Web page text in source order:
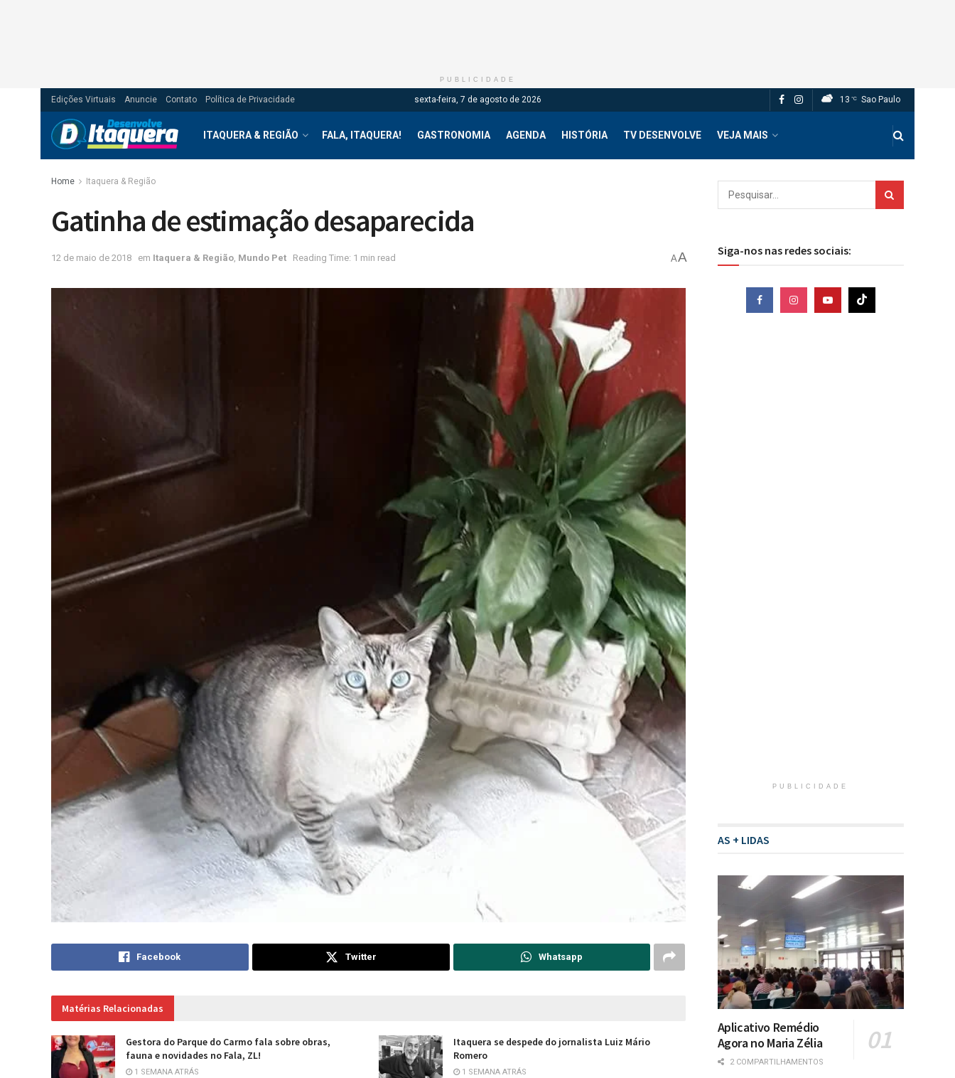
PUBLICIDADE
Edições Virtuais Anuncie Contato Política de Privacidade sexta-feira, 7 de agosto de 2026 13 °C Sao Paulo
ITAQUERA & REGIÃO FALA, ITAQUERA! GASTRONOMIA AGENDA HISTÓRIA TV DESENVOLVE VEJA MAIS
Home Itaquera & Região
Gatinha de estimação desaparecida
12 de maio de 2018 em Itaquera & Região Mundo Pet Reading Time: 1 min read AA
Facebook Twitter Whatsapp
Matérias Relacionadas
Gestora do Parque do Carmo fala sobre obras,
fauna e novidades no Fala, ZL!
1 SEMANA ATRÁS
Itaquera se despede do jornalista Luiz Mário
Romero
1 SEMANA ATRÁS
Siga-nos nas redes sociais:
PUBLICIDADE
AS + LIDAS
Aplicativo Remédio
Agora no Maria Zélia
2 COMPARTILHAMENTOS